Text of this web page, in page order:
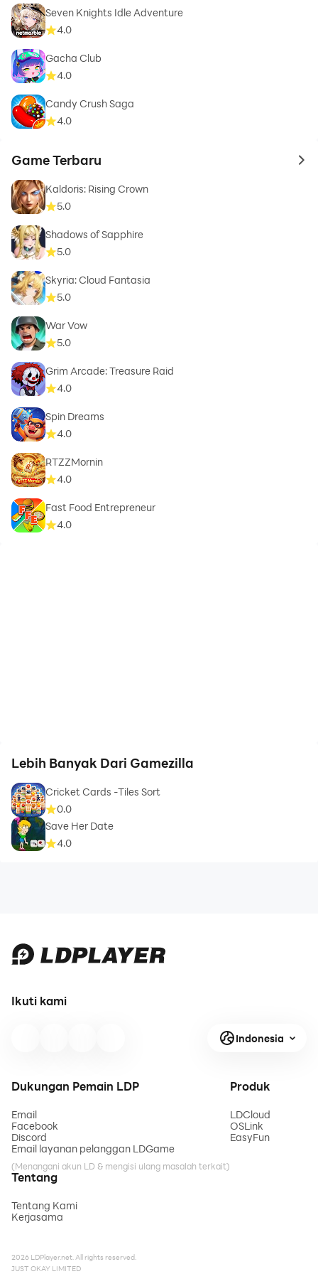
Seven Knights Idle Adventure
4.0
Gacha Club
4.0
Candy Crush Saga
4.0
Game Terbaru to
Kaldoris: Rising Crown
5.0
Shadows of Sapphire
5.0
Skyria: Cloud Fantasia
5.0
War Vow
5.0
Grim Arcade: Treasure Raid
4.0
Spin Dreams
4.0
RTZZMornin
4.0
Fast Food Entrepreneur
4.0
Lebih Banyak Dari Gamezilla
Cricket Cards -Tiles Sort
0.0
Save Her Date
4.0
Ikuti kami
Indonesia
Dukungan Pemain LDP
Email
Facebook
Discord
Email layanan pelanggan LDGame
(Menangani akun LD & mengisi ulang masalah terkait)
Produk
LDCloud
OSLink
EasyFun
Tentang
Tentang Kami
Kerjasama
2026 LDPlayer.net. All rights reserved.
JUST OKAY LIMITED